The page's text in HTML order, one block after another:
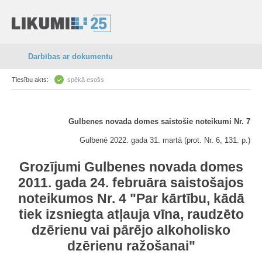
Darbības ar dokumentu
Tiesību akts: spēkā esošs
Gulbenes novada domes saistošie noteikumi Nr. 7
Gulbenē 2022. gada 31. martā (prot. Nr. 6, 131. p.)
Grozījumi Gulbenes novada domes
2011. gada 24. februāra saistošajos
noteikumos Nr. 4 "Par kārtību, kādā
tiek izsniegta atļauja vīna, raudzēto
dzērienu vai pārējo alkoholisko
dzērienu ražošanai"